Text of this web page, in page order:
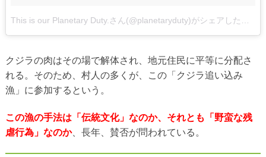
クジラの肉はその場で解体され、地元住民に平等に分配さ
れる。そのため、村人の多くが、この「クジラ追い込み
漁」に参加するという。
この漁の手法は「伝統文化」なのか、それとも「野蛮な残
虐行為」なのか、長年、賛否が問われている。